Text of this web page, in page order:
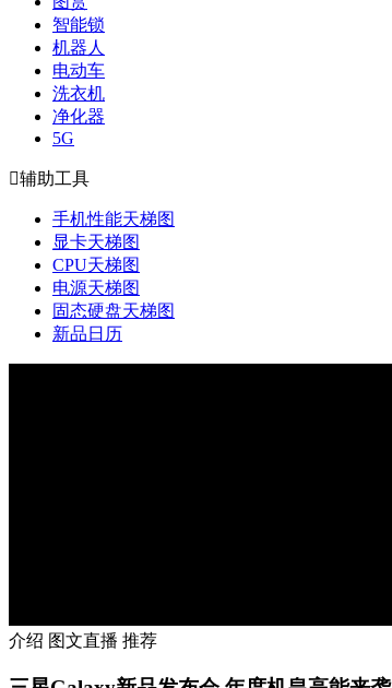
智能锁
机器人
电动车
洗衣机
净化器
5G
辅助工具
手机性能天梯图
显卡天梯图
CPU天梯图
电源天梯图
固态硬盘天梯图
新品日历
介绍 图文直播 推荐